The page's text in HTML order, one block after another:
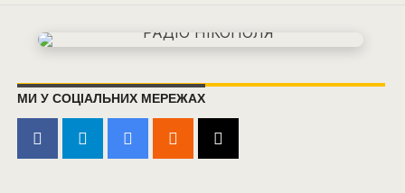
МИ У СОЦІАЛЬНИХ МЕРЕЖАХ